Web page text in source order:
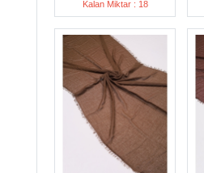
Kalan Miktar : 18